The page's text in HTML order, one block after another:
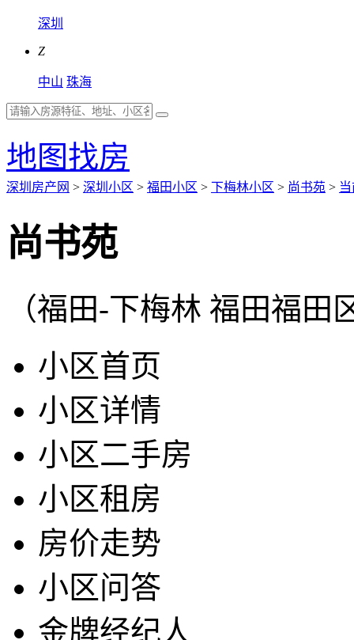
深圳
Z
中山 珠海
地图找房
深圳房产网 > 深圳小区 > 福田小区 > 下梅林小区 > 尚书苑 >
尚书苑
（福田-下梅林 福田福
小区首页
小区详情
小区二手房
小区租房
房价走势
小区问答
金牌经纪人